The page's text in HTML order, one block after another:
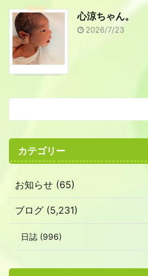
心涼ちゃん。
2026/7/23
カテゴリー
お知らせ (65)
ブログ (5,231)
日誌 (996)